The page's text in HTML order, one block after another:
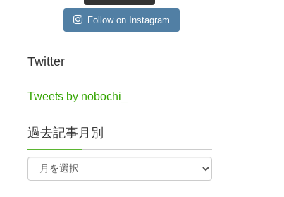
Follow on Instagram
Twitter
Tweets by nobochi_
過去記事月別